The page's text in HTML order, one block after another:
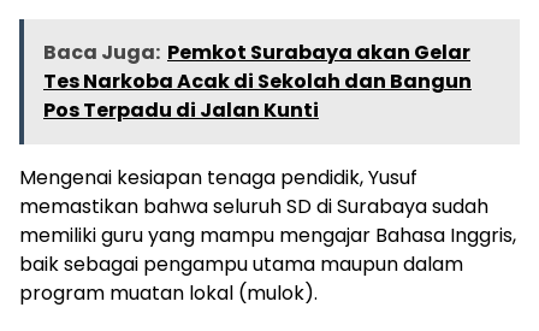
Baca Juga: Pemkot Surabaya akan Gelar
Tes Narkoba Acak di Sekolah dan Bangun
Pos Terpadu di Jalan Kunti
Mengenai kesiapan tenaga pendidik, Yusuf
memastikan bahwa seluruh SD di Surabaya sudah
memiliki guru yang mampu mengajar Bahasa Inggris,
baik sebagai pengampu utama maupun dalam
program muatan lokal (mulok).